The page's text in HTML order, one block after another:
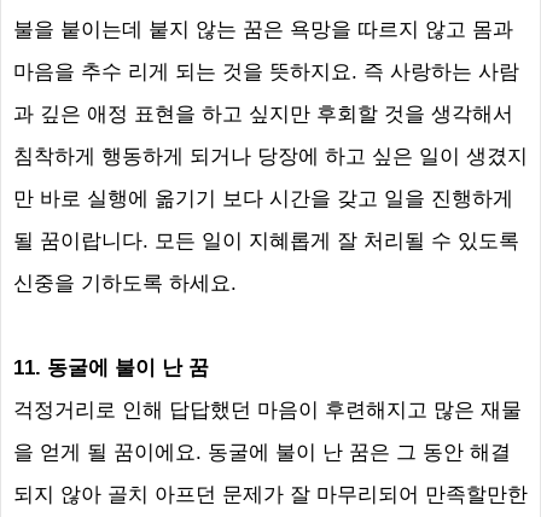
불을 붙이는데 붙지 않는 꿈은 욕망을 따르지 않고 몸과
마음을 추수 리게 되는 것을 뜻하지요. 즉 사랑하는 사람
과 깊은 애정 표현을 하고 싶지만 후회할 것을 생각해서
침착하게 행동하게 되거나 당장에 하고 싶은 일이 생겼지
만 바로 실행에 옮기기 보다 시간을 갖고 일을 진행하게
될 꿈이랍니다. 모든 일이 지혜롭게 잘 처리될 수 있도록
신중을 기하도록 하세요.
11. 동굴에 불이 난 꿈
걱정거리로 인해 답답했던 마음이 후련해지고 많은 재물
을 얻게 될 꿈이에요. 동굴에 불이 난 꿈은 그 동안 해결
되지 않아 골치 아프던 문제가 잘 마무리되어 만족할만한